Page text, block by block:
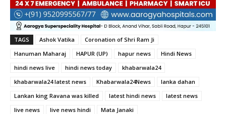
TAGS Ashok Vatika
Coronation of Shri Ram Ji
Hanuman Maharaj
HAPUR (UP) hapur news
Hindi News
hindi news live
hindi news today
khabarwala24
khabarwala24 latest news
Khabarwala24News
lanka dahan
Lankan king Ravana was killed
latest hindi news
latest news
live news
live news hindi
Mata Janaki